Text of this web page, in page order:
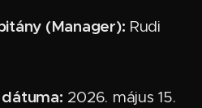
(Manager): Rudi
2026. május 15.